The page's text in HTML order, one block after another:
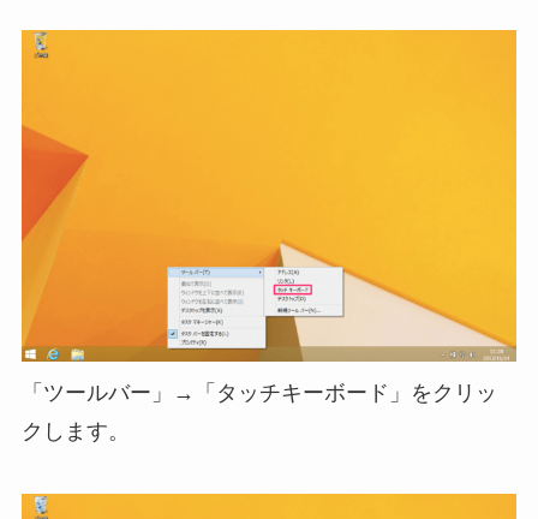
「ツールバー」→「タッチキーボード」をクリッ
クします。